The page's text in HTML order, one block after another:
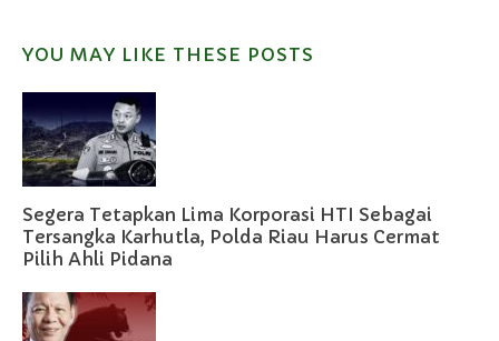
YOU MAY LIKE THESE POSTS
Segera Tetapkan Lima Korporasi HTI Sebagai
Tersangka Karhutla, Polda Riau Harus Cermat
Pilih Ahli Pidana